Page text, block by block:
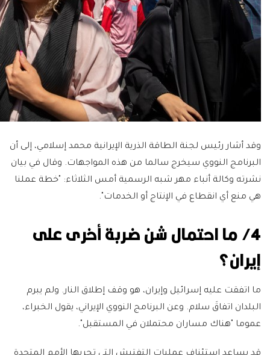
وقد أشار رئيس لجنة الطاقة الذرية الإيرانية محمد إسلامي، إلى أن
البرنامج النووي سيخرج سالما من هذه المواجهات. وقال في بيان
نشرته وكالة أنباء مهر شبه الرسمية أمس الثلاثاء: "خطة عملنا
هي منع أي انقطاع في الإنتاج أو الخدمات".
4/ ما احتمال شن ضربة أخرى على
إيران؟
ما اتفقت عليه إسرائيل وإيران، هو وقف إطلاق النار. ولم يبرم
البلدان اتفاقَ سلام. وعن البرنامج النووي الإيراني، يقول الخبراء،
عموما "هناك مساران محتملان في المستقبل".